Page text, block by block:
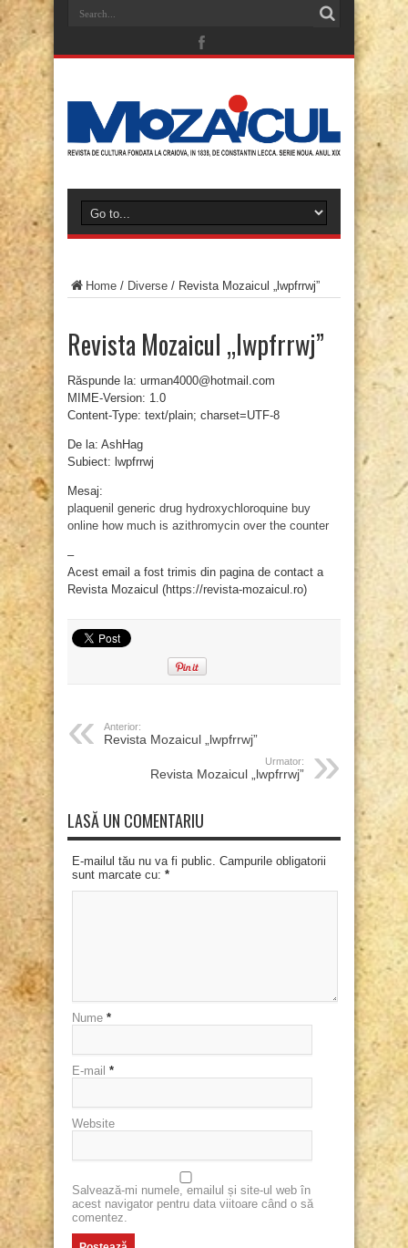
Home / Diverse / Revista Mozaicul „lwpfrrwj”
Revista Mozaicul „lwpfrrwj”
Răspunde la: urman4000@hotmail.com
MIME-Version: 1.0
Content-Type: text/plain; charset=UTF-8
De la: AshHag
Subiect: lwpfrrwj
Mesaj:
plaquenil generic drug hydroxychloroquine buy
online how much is azithromycin over the counter
–
Acest email a fost trimis din pagina de contact a
Revista Mozaicul (https://revista-mozaicul.ro)
Anterior:
Revista Mozaicul „lwpfrrwj”
Urmator:
Revista Mozaicul „lwpfrrwj”
LASĂ UN COMENTARIU
E-mailul tău nu va fi public. Campurile obligatorii
sunt marcate cu: *
Nume *
E-mail *
Website
Salvează-mi numele, emailul și site-ul web în
acest navigator pentru data viitoare când o să
comentez.